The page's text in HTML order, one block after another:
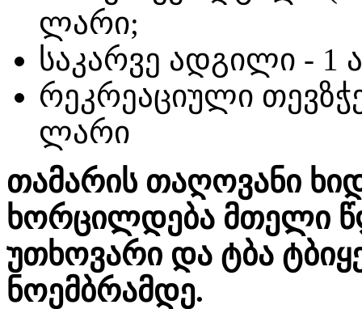
ლარი;
საკარვე ადგილი - 1
რეკრეაციული
ლარი
თამარის თაღოვანი
ხორცილდება მთელი
უთხოვარი და ტბა
ნოემბრამდე.